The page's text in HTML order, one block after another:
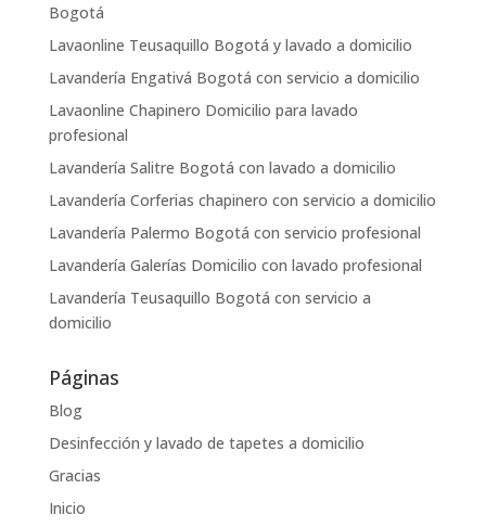
Bogotá
Lavaonline Teusaquillo Bogotá y lavado a domicilio
Lavandería Engativá Bogotá con servicio a domicilio
Lavaonline Chapinero Domicilio para lavado
profesional
Lavandería Salitre Bogotá con lavado a domicilio
Lavandería Corferias chapinero con servicio a domicilio
Lavandería Palermo Bogotá con servicio profesional
Lavandería Galerías Domicilio con lavado profesional
Lavandería Teusaquillo Bogotá con servicio a
domicilio
Páginas
Blog
Desinfección y lavado de tapetes a domicilio
Gracias
Inicio